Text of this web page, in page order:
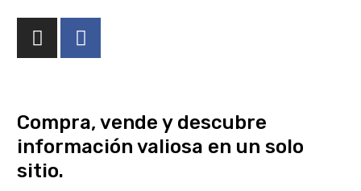
Compra, vende y descubre
información valiosa en un solo
sitio.